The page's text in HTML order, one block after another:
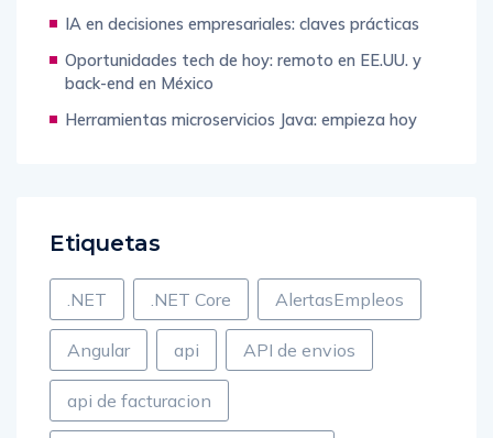
IA en decisiones empresariales: claves prácticas
Oportunidades tech de hoy: remoto en EE.UU. y
back-end en México
Herramientas microservicios Java: empieza hoy
Etiquetas
.NET .NET Core AlertasEmpleos
Angular api API de envios
api de facturacion